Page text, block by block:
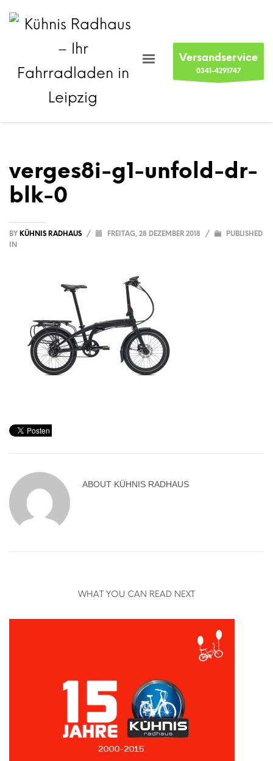
Versandservice
0341-4291747
verges8i-g1-unfold-dr-
blk-0
BY KÜHNIS RADHAUS / FREITAG, 28 DEZEMBER 2018 /
PUBLISHED
IN
ABOUT KÜHNIS RADHAUS
WHAT YOU CAN READ NEXT